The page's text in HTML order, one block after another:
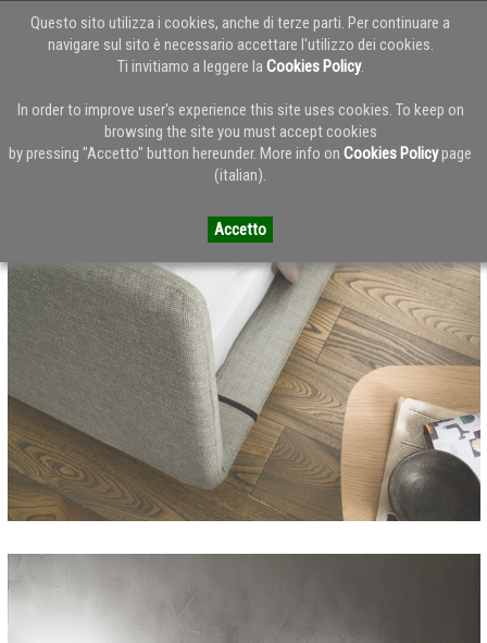
Questo sito utilizza i cookies, anche di terze parti. Per continuare a
navigare sul sito è necessario accettare l'utilizzo dei cookies.
Ti invitiamo a leggere la Cookies Policy.
In order to improve user's experience this site uses cookies. To keep on
browsing the site you must accept cookies
by pressing "Accetto" button hereunder. More info onCookies Policypage
(italian).
Accetto
Torna alla Home del Blog
Doimo Salotti: collezione letti